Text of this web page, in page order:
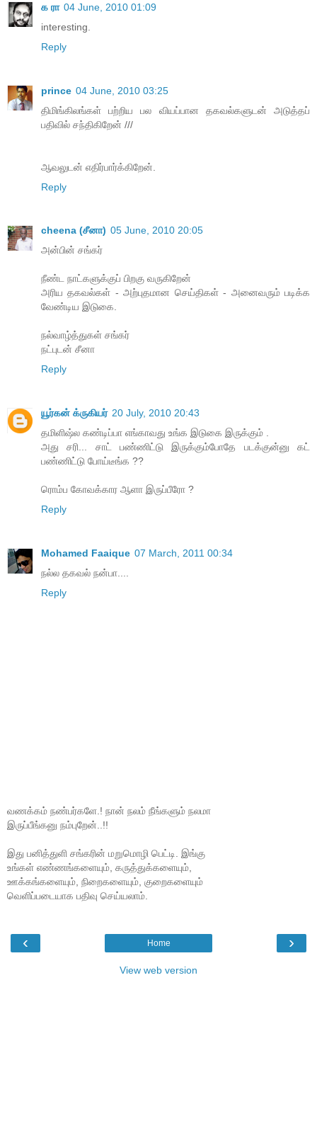
க ரா 04 June, 2010 01:09
interesting.
Reply
prince 04 June, 2010 03:25
திமிங்கிலங்கள் பற்றிய பல வியப்பான தகவல்களுடன் அடுத்தப்
பதிவில் சந்திகிறேன் ///
ஆவலுடன் எதிர்பார்க்கிறேன்.
Reply
cheena (சீனா) 05 June, 2010 20:05
அன்பின் சங்கர்
நீண்ட நாட்களுக்குப் பிறகு வருகிறேன்
அரிய தகவல்கள் - அற்புதமான செய்திகள் - அனைவரும் படிக்க
வேண்டிய இடுகை.
நல்வாழ்த்துகள் சங்கர்
நட்புடன் சீனா
Reply
யூர்கன் க்ருகியர் 20 July, 2010 20:43
தமிளிஷ்ல கண்டிப்பா எங்காவது உங்க இடுகை இருக்கும் .
அது சரி... சாட் பண்ணிட்டு இருக்கும்போதே படக்குன்னு கட்
பண்ணிட்டு போய்டீங்க ??
ரொம்ப கோவக்கார ஆளா இருப்பீரோ ?
Reply
Mohamed Faaique 07 March, 2011 00:34
நல்ல தகவல் நன்பா....
Reply
வணக்கம் நண்பர்களே.! நான் நலம் நீங்களும் நலமா
இருப்பீங்கனு நம்புறேன்..!!
இது பனித்துளி சங்கரின் மறுமொழி பெட்டி. இங்கு
உங்கள் எண்ணங்களையும், கருத்துக்களையும்,
ஊக்கங்களையும், நிறைகளையும், குறைகளையும்
வெளிப்படையாக பதிவு செய்யலாம்.
‹ ›
Home
View web version